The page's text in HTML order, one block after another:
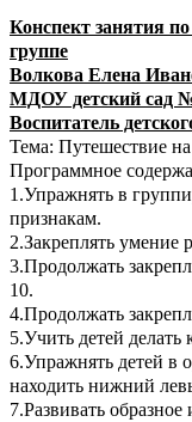
Конспект занятия
группе
Волкова Елена
МДОУ детский сад
Воспитатель
Тема: Путешествие на
Программное
1.Упражнять в
признакам.
2.Закреплять умение
3.Продолжать
10.
4.Продолжать
5.Учить детей
6.Упражнять детей в
находить нижний
7.Развивать